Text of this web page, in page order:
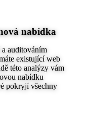
nabídka
a auditováním
existující web
této analýzy vám
nabídku
pokryjí všechny